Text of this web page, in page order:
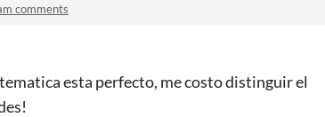
comments
esta perfecto, me costo distinguir el